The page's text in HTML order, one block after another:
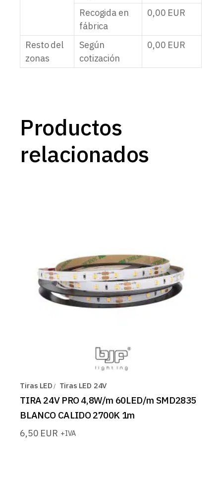
Recogida en
fábrica
0,00 EUR
Resto del
zonas
Según
cotización
0,00 EUR
Productos
relacionados
Tiras LED Tiras LED 24V
TIRA 24V PRO 4,8W/m 60LED/m SMD2835
BLANCO CALIDO 2700K 1m
6,50 EUR +IVA